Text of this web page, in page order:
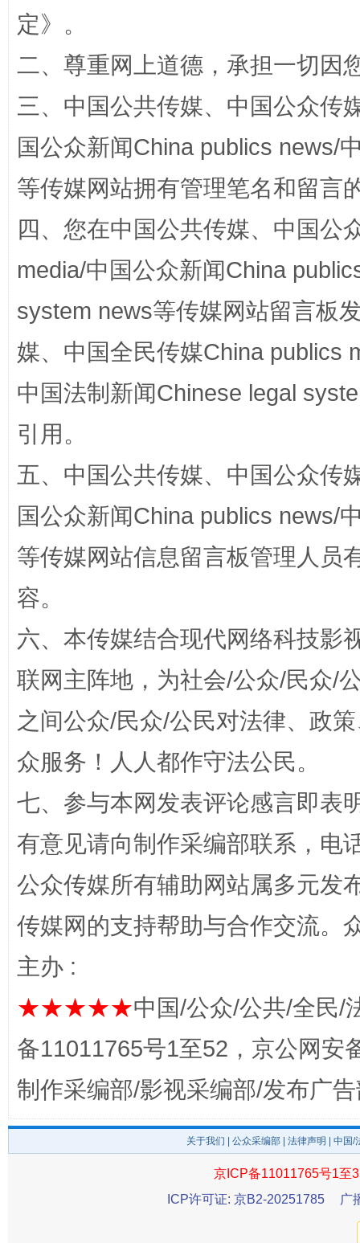
东山县通报“牛蛙产品抗生素超标问题” 法
千年窑火 生生不息 一
定》。
二、尊重网上道德，承担一切因
三、中国公共传媒、中国公众传
国公众新闻China publics news/
等传媒网站拥有管理笔名和留言
四、您在中国公共传媒、中国公
media/中国公众新闻China
system news等传媒网站留言板
媒、中国全民传媒China publics
中国法制新闻Chinese legal
引用。
五、中国公共传媒、中国公众传
国公众新闻China publics news/
等传媒网站信息留言板管理人员
容。
六、本传媒结合现代网络科技影
联网主阵地，为社会/公众/民众/
之间公众/民众/公民对法律、政
众服务！人人都作守法公民。
七、参与本网发表评论感言即表
有意见请向制作采编部联系，电
公众传媒所有辅助网站属多元发
传媒网的支持帮助与合作交流。
主办 :
★★★★★中国/公众/公共/全民/
备11011765号1至52，京公网安
制作采编部/影视采编部/发布广
关于我们 公众采编部 法律声明 | 中国
京ICP备11011765号1至
ICP许可证: 京B2-20251785
广